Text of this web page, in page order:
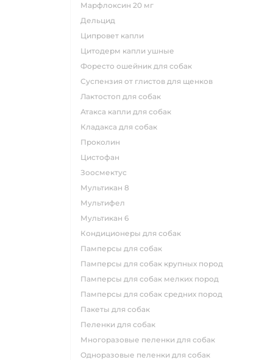
марфлоксин 20 мг
дельцид
ципровет капли
цитодерм капли ушные
форесто ошейник для собак
суспензия от глистов для щенков
лактостоп для собак
атакса капли для собак
кладакса для собак
проколин
цистофан
зоосмектус
мультикан 8
мультифел
мультикан 6
кондиционеры для собак
памперсы для собак
памперсы для собак крупных пород
памперсы для собак мелких пород
памперсы для собак средних пород
пакеты для собак
пеленки для собак
многоразовые пеленки для собак
одноразовые пеленки для собак